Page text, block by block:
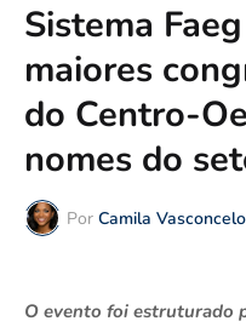
Sistema
maiores
do Centro-
nomes do
Por Camila
O evento foi estruturado